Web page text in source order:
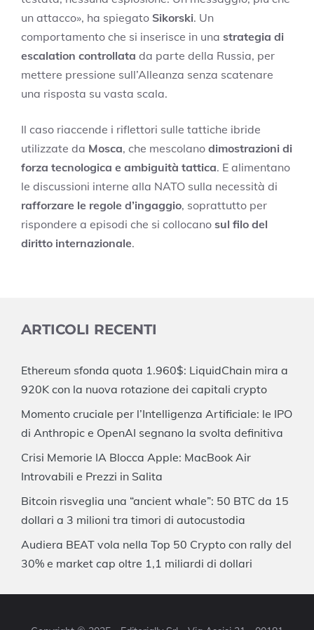
un attacco», ha spiegato Sikorski. Un
comportamento che si inserisce in una strategia di
escalation controllata da parte della Russia, per
mettere pressione sull’Alleanza senza scatenare
una risposta su vasta scala.
Il caso riaccende i riflettori sulle tattiche ibride
utilizzate da Mosca, che mescolano dimostrazioni di
forza tecnologica e ambiguità tattica. E alimentano
le discussioni interne alla NATO sulla necessità di
rafforzare le regole d’ingaggio, soprattutto per
rispondere a episodi che si collocano sul filo del
diritto internazionale.
ARTICOLI RECENTI
Ethereum sfonda quota 1.960$: LiquidChain mira a
920K con la nuova rotazione dei capitali crypto
Momento cruciale per l’Intelligenza Artificiale: le IPO
di Anthropic e OpenAI segnano la svolta definitiva
Crisi Memorie IA Blocca Apple: MacBook Air
Introvabili e Prezzi in Salita
Bitcoin risveglia una “ancient whale”: 50 BTC da 15
dollari a 3 milioni tra timori di autocustodia
Audiera BEAT vola nella Top 50 Crypto con rally del
30% e market cap oltre 1,1 miliardi di dollari